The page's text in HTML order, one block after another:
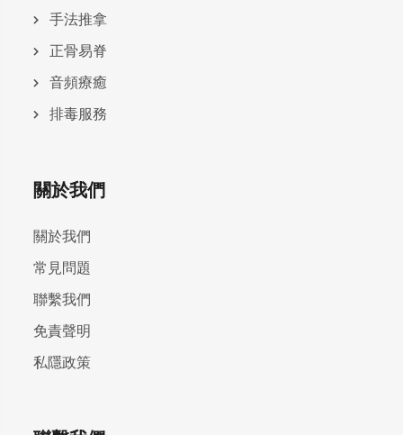
手法推拿
正骨易脊
⾳頻療癒
排毒服務
關於我們
關於我們
常見問題
聯繫我們
免責聲明
私隱政策